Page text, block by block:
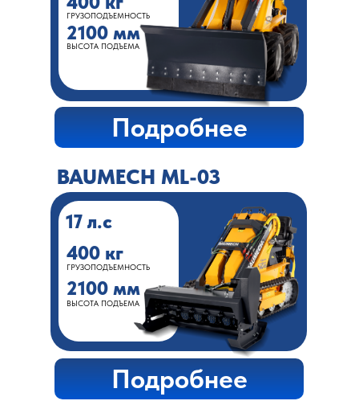
Подробнее
BAUMECH ML-03
17 л.с
400 кг
2100 мм
2100 мм
ГРУЗОПОДЪЕМНОСТЬ
ГРУЗОПОДЪЕМНОСТЬ
ВЫСОТА ПОДЪЕМА
ВЫСОТА ПОДЪЕМА
Подробнее